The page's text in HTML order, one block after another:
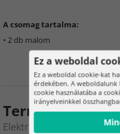
A csomag tartalma:
• 2 db malom
Elektromos dizájn
Ez a weboldal
Ez a weboldal cookie-kat
érdekében. A weboldalunk
cookie használatába a
irányelveinkkel